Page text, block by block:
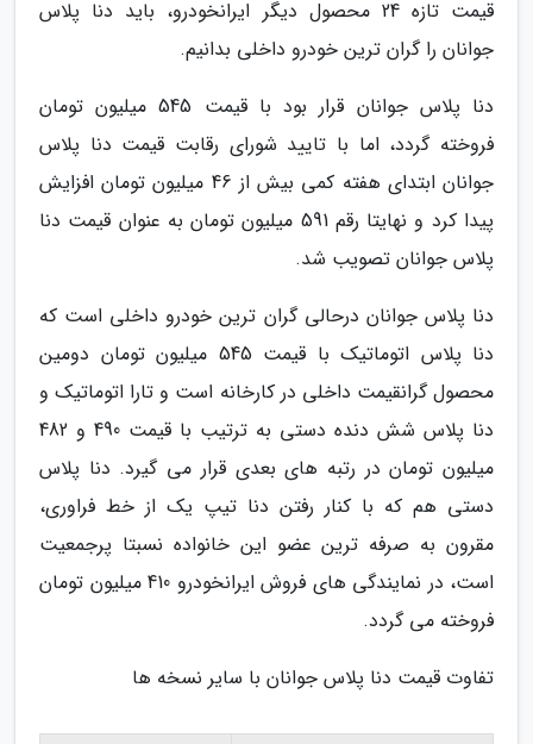
قیمت تازه 24 محصول دیگر ایرانخودرو، باید دنا پلاس
جوانان را گران ترین خودرو داخلی بدانیم.
دنا پلاس جوانان قرار بود با قیمت 545 میلیون تومان
فروخته گردد، اما با تایید شورای رقابت قیمت دنا پلاس
جوانان ابتدای هفته کمی بیش از 46 میلیون تومان افزایش
پیدا کرد و نهایتا رقم 591 میلیون تومان به عنوان قیمت دنا
پلاس جوانان تصویب شد.
دنا پلاس جوانان درحالی گران ترین خودرو داخلی است که
دنا پلاس اتوماتیک با قیمت 545 میلیون تومان دومین
محصول گرانقیمت داخلی در کارخانه است و تارا اتوماتیک و
دنا پلاس شش دنده دستی به ترتیب با قیمت 490 و 482
میلیون تومان در رتبه های بعدی قرار می گیرد. دنا پلاس
دستی هم که با کنار رفتن دنا تیپ یک از خط فراوری،
مقرون به صرفه ترین عضو این خانواده نسبتا پرجمعیت
است، در نمایندگی های فروش ایرانخودرو 410 میلیون تومان
فروخته می گردد.
تفاوت قیمت دنا پلاس جوانان با سایر نسخه ها